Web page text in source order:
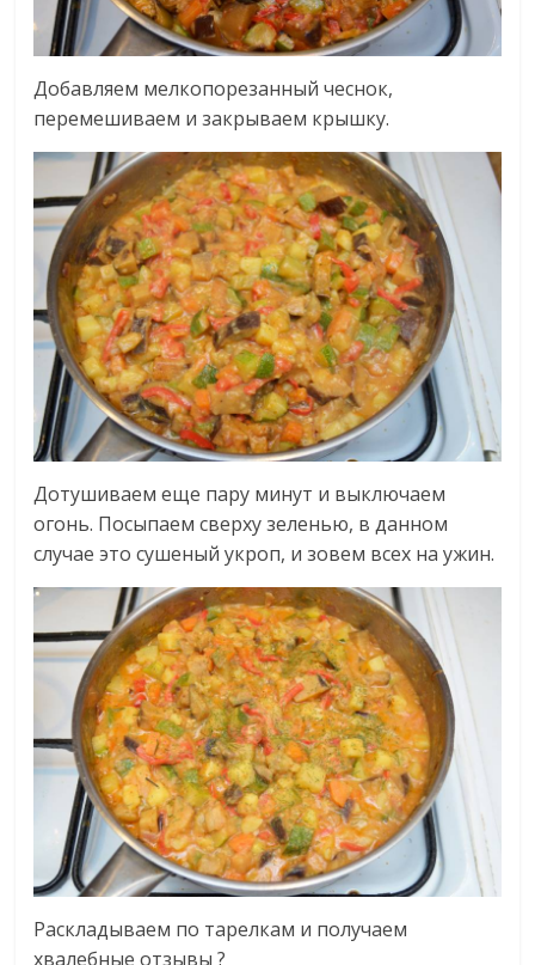
Добавляем мелкопорезанный чеснок,
перемешиваем и закрываем крышку.
Дотушиваем еще пару минут и выключаем
огонь. Посыпаем сверху зеленью, в данном
случае это сушеный укроп, и зовем всех на ужин.
Раскладываем по тарелкам и получаем
хвалебные отзывы ?